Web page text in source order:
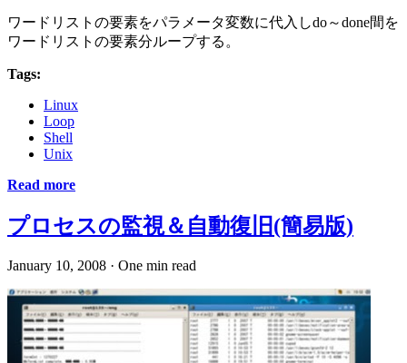
ワードリストの要素をパラメータ変数に代入しdo～done間を
ワードリストの要素分ループする。
Tags:
Linux
Loop
Shell
Unix
Read more
プロセスの監視＆自動復旧(簡易版)
January 10, 2008 · One min read